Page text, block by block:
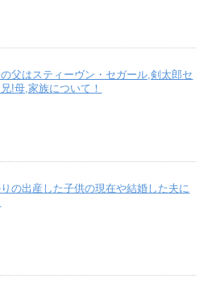
父はスティーヴン・セガール,剣太郎セ
!母,家族について！
の出産した子供の現在や結婚した夫に